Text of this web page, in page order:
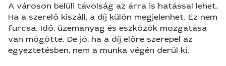
A városon belüli távolság az árra is hatással lehet.
Ha a szerelő kiszáll, a díj külön megjelenhet. Ez nem
furcsa. Idő, üzemanyag és eszközök mozgatása
van mögötte. De jó, ha a díj előre szerepel az
egyeztetésben, nem a munka végén derül ki.